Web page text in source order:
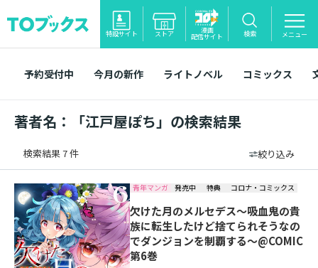
特設サイト ストア 漫画
配信サイト 検索 メニュー
予約受付中 今月の新作 ライトノベル コミックス
著者名：「江戸屋ぽち」の検索結果
検索結果 7 件 絞り込み
青年マンガ 発売中 特典 コロナ・コミックス
欠けた月のメルセデス～吸血鬼の貴
族に転生したけど捨てられそうなの
でダンジョンを制覇する～@COMIC
第6巻